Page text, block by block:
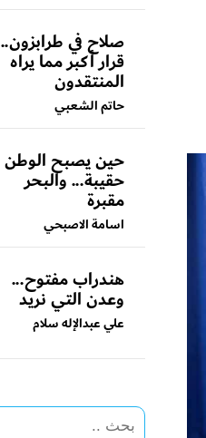
صلاح في طرابزون..
قرار أكبر مما يراه
المنتقدون
حاتم الشعبي
حين يصبح الوطن
حقيبة... والبحر
مقبرة
اسامة الاصبحي
هندراب مفتوح...
وعدن التي نريد
علي عبدالإله سلام